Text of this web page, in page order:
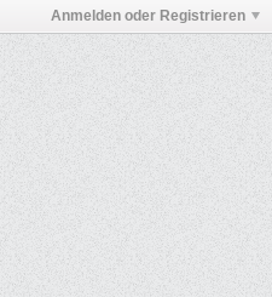
Anmelden oder Registrieren